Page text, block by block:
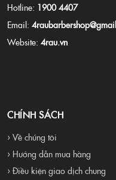
Hotline: 1900 4407
Email:
Website: 4rau.vn
CHÍNH SÁCH
› Về chúng tôi
› Hướng dẫn mua hàng
› Điều kiện giao dịch chung